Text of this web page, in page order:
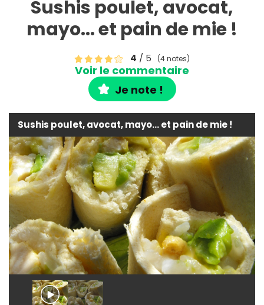
Sushis poulet, avocat,
mayo... et pain de mie !
4 / 5 (4 notes)
Voir le commentaire
Je note !
Sushis poulet, avocat, mayo... et pain de mie !